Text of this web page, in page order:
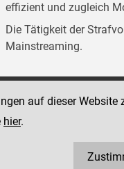
effizient und zugleich
Die Tätigkeit der
Mainstreaming.
12
1 40403 358810
auf dieser
hier.